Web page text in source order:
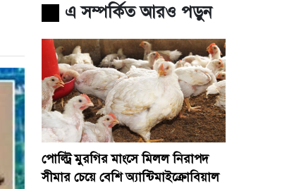
এ সম্পর্কিত আরও পড়ুন
পোল্ট্রি মুরগির মাংসে মিলল নিরাপদ
সীমার চেয়ে বেশি অ্যান্টিমাইক্রোবিয়াল